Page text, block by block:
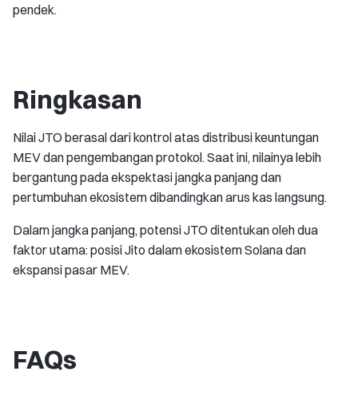
pendek.
Ringkasan
Nilai JTO berasal dari kontrol atas distribusi keuntungan
MEV dan pengembangan protokol. Saat ini, nilainya lebih
bergantung pada ekspektasi jangka panjang dan
pertumbuhan ekosistem dibandingkan arus kas langsung.
Dalam jangka panjang, potensi JTO ditentukan oleh dua
faktor utama: posisi Jito dalam ekosistem Solana dan
ekspansi pasar MEV.
FAQs